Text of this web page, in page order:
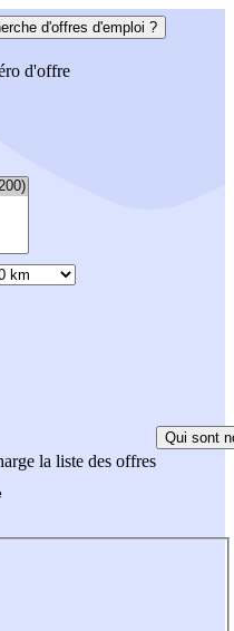
d'offres d'emploi ?
d'offre
la liste des offres
Qui sont